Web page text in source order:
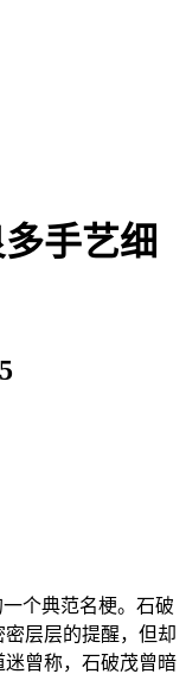
手艺细
个典范名梗。石破
层层的提醒，但却
曾称，石破茂曾暗